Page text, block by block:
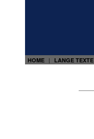
HOME | LANGE TEXTE